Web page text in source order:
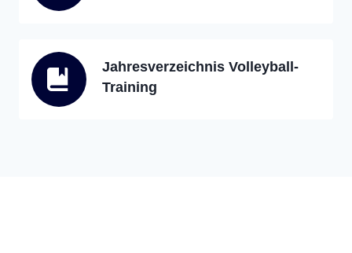
Jahresverzeichnis Volleyball-
Training